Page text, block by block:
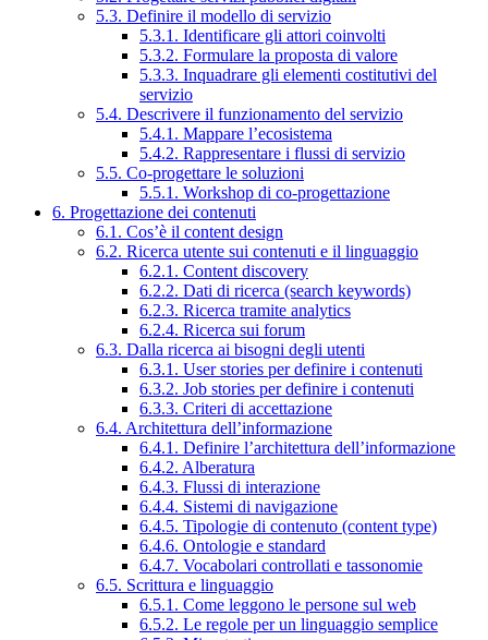
5.3. Definire il modello di servizio
5.3.1. Identificare gli attori coinvolti
5.3.2. Formulare la proposta di valore
5.3.3. Inquadrare gli elementi costitutivi del
servizio
5.4. Descrivere il funzionamento del servizio
5.4.1. Mappare l’ecosistema
5.4.2. Rappresentare i flussi di servizio
5.5. Co-progettare le soluzioni
5.5.1. Workshop di co-progettazione
6. Progettazione dei contenuti
6.1. Cos’è il content design
6.2. Ricerca utente sui contenuti e il linguaggio
6.2.1. Content discovery
6.2.2. Dati di ricerca (search keywords)
6.2.3. Ricerca tramite analytics
6.2.4. Ricerca sui forum
6.3. Dalla ricerca ai bisogni degli utenti
6.3.1. User stories per definire i contenuti
6.3.2. Job stories per definire i contenuti
6.3.3. Criteri di accettazione
6.4. Architettura dell’informazione
6.4.1. Definire l’architettura dell’informazione
6.4.2. Alberatura
6.4.3. Flussi di interazione
6.4.4. Sistemi di navigazione
6.4.5. Tipologie di contenuto (content type)
6.4.6. Ontologie e standard
6.4.7. Vocabolari controllati e tassonomie
6.5. Scrittura e linguaggio
6.5.1. Come leggono le persone sul web
6.5.2. Le regole per un linguaggio semplice